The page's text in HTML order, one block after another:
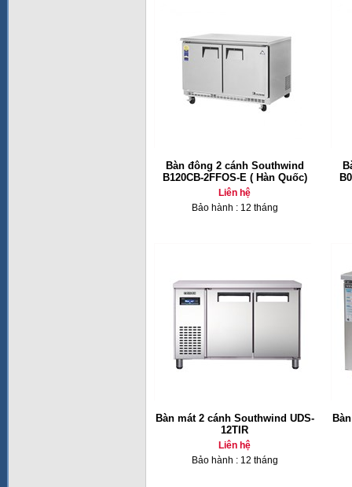
Bàn đông 2 cánh Southwind
B120CB-2FFOS-E ( Hàn Quốc)
Liên hệ
Bảo hành : 12 tháng
Bàn mát 2 cánh Southwind UDS-
12TIR
Liên hệ
Bảo hành : 12 tháng